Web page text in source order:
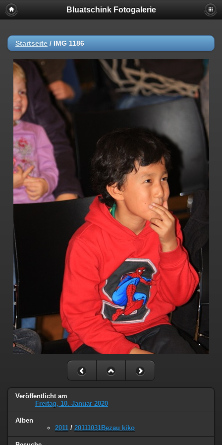
Bluatschink Fotogalerie
Startseite / IMG 1186
Veröffentlicht am
Freitag, 10. Januar 2020
Alben
2011 / 20111031Bezau kiko